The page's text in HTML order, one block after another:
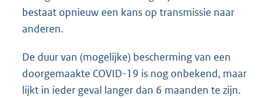
bestaat opnieuw een kans op transmissie naar
anderen.
De duur van (mogelijke) bescherming van een
doorgemaakte COVID-19 is nog onbekend, maar
lijkt in ieder geval langer dan 6 maanden te zijn.